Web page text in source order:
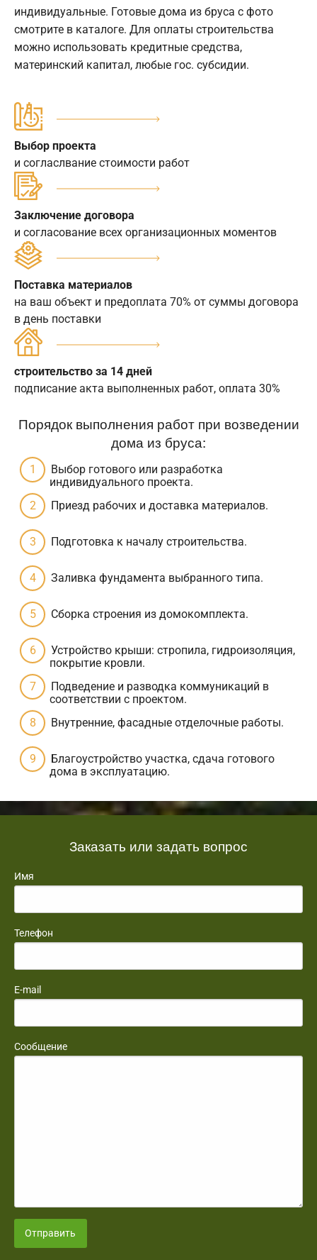
индивидуальные. Готовые дома из бруса с фото
смотрите в каталоге. Для оплаты строительства
можно использовать кредитные средства,
материнский капитал, любые гос. субсидии.
Выбор проекта
и согласлвание стоимости работ
Заключение договора
и согласование всех организационных моментов
Поставка материалов
на ваш объект и предоплата 70% от суммы договора
в день поставки
строительство за 14 дней
подписание акта выполненных работ, оплата 30%
Порядок выполнения работ при возведении
дома из бруса:
Выбор готового или разработка
индивидуального проекта.
Приезд рабочих и доставка материалов.
Подготовка к началу строительства.
Заливка фундамента выбранного типа.
Сборка строения из домокомплекта.
Устройство крыши: стропила, гидроизоляция,
покрытие кровли.
Подведение и разводка коммуникаций в
соответствии с проектом.
Внутренние, фасадные отделочные работы.
Благоустройство участка, сдача готового
дома в эксплуатацию.
Заказать или задать вопрос
Имя
Телефон
E-mail
Сообщение
Отправить